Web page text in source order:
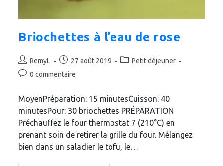
Briochettes à l’eau de rose
Auteur/autrice
de
RemyL
Publication
publiée :
27 août 2019
PostPetit déjeuner
Commentaires
publication :
0 commentaire
MoyenPréparation: 15 minutesCuisson: 40
minutesPour: 30 briochettes PRÉPARATION
Préchauffez le four thermostat 7 (210°C) en
prenant soin de retirer la grille du four. Mélangez
bien dans un saladier le tofu, le…